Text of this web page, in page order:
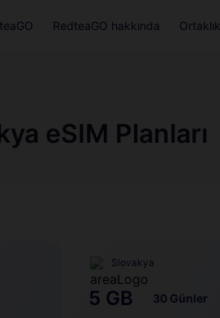
RedteaGO hakkında Ortaklık
eSIM Planları
Slovakya
5 GB 30 Günler